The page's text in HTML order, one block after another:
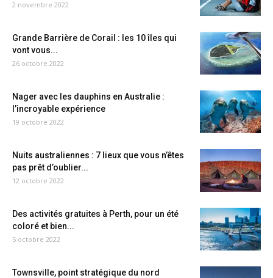
2 novembre 2022
Grande Barrière de Corail : les 10 îles qui
vont vous...
26 octobre 2022
Nager avec les dauphins en Australie :
l’incroyable expérience
19 octobre 2022
Nuits australiennes : 7 lieux que vous n’êtes
pas prêt d’oublier...
12 octobre 2022
Des activités gratuites à Perth, pour un été
coloré et bien...
5 octobre 2022
Townsville, point stratégique du nord